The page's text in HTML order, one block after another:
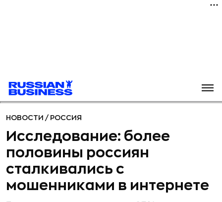
НОВОСТИ / РОССИЯ
Исследование: более
половины россиян
сталкивались с
мошенниками в интернете